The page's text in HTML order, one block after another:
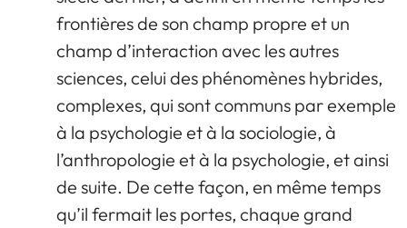
frontières de son champ propre et un
champ d’interaction avec les autres
sciences, celui des phénomènes hybrides,
complexes, qui sont communs par exemple
à la psychologie et à la sociologie, à
l’anthropologie et à la psychologie, et ainsi
de suite. De cette façon, en même temps
qu’il fermait les portes, chaque grand